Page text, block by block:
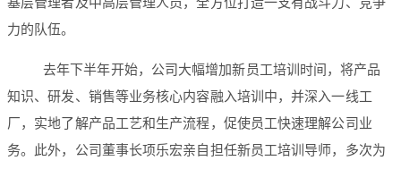
力的队伍。
去年下半年开始，公司大幅增加新员工培训时间，将产品
知识、研发、销售等业务核心内容融入培训中，并深入一线工
厂，实地了解产品工艺和生产流程，促使员工快速理解公司业
务。此外，公司董事长项乐宏亲自担任新员工培训导师，多次为